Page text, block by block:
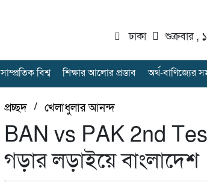
ঢাকা শুক্রবার ,
সাম্প্রতিক বিশ্ব শিক্ষার আলোর প্রস্তাব অর্থ-বাণিজ্যের
প্রচ্ছদ/খেলাধুলার আনন্দ
BAN vs PAK 2nd
গড়ার লড়াইয়ে বাংলাদেশ